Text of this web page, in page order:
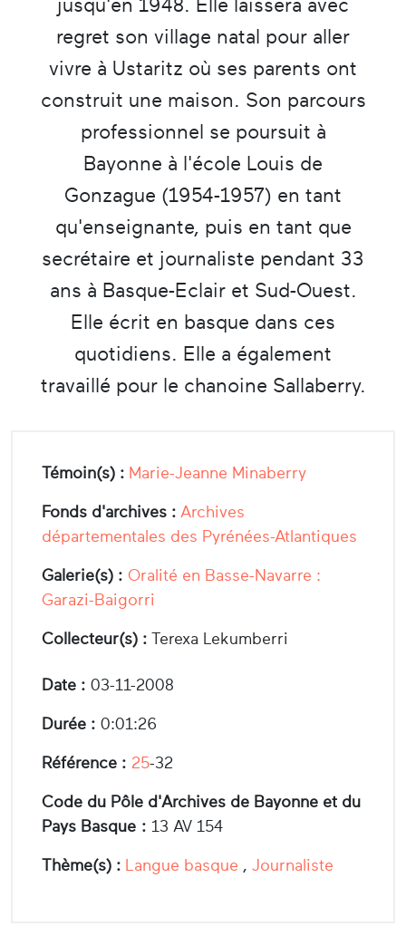
jusqu'en 1948. Elle laissera avec
regret son village natal pour aller
vivre à Ustaritz où ses parents ont
construit une maison. Son parcours
professionnel se poursuit à
Bayonne à l'école Louis de
Gonzague (1954-1957) en tant
qu'enseignante, puis en tant que
secrétaire et journaliste pendant 33
ans à Basque-Eclair et Sud-Ouest.
Elle écrit en basque dans ces
quotidiens. Elle a également
travaillé pour le chanoine Sallaberry.
Témoin(s) : Marie-Jeanne Minaberry
Fonds d'archives : Archives
départementales des Pyrénées-Atlantiques
Galerie(s) : Oralité en Basse-Navarre :
Garazi-Baigorri
Collecteur(s) : Terexa Lekumberri
Date : 03-11-2008
Durée : 0:01:26
Référence : 25-32
Code du Pôle d'Archives de Bayonne et du
Pays Basque : 13 AV 154
Thème(s) : Langue basque , Journaliste